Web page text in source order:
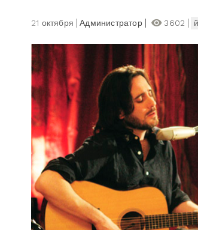
21 октября Администратор 3602